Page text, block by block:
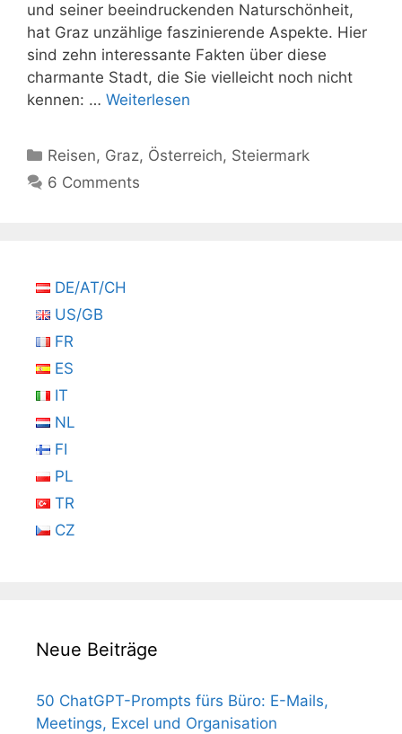
und seiner beeindruckenden Naturschönheit,
hat Graz unzählige faszinierende Aspekte. Hier
sind zehn interessante Fakten über diese
charmante Stadt, die Sie vielleicht noch nicht
kennen: … Weiterlesen
Kategorien
Reisen, Graz, Österreich, Steiermark
6 Comments
DE/AT/CH
US/GB
FR
ES
IT
NL
FI
PL
TR
CZ
Neue Beiträge
50 ChatGPT-Prompts fürs Büro: E-Mails,
Meetings, Excel und Organisation